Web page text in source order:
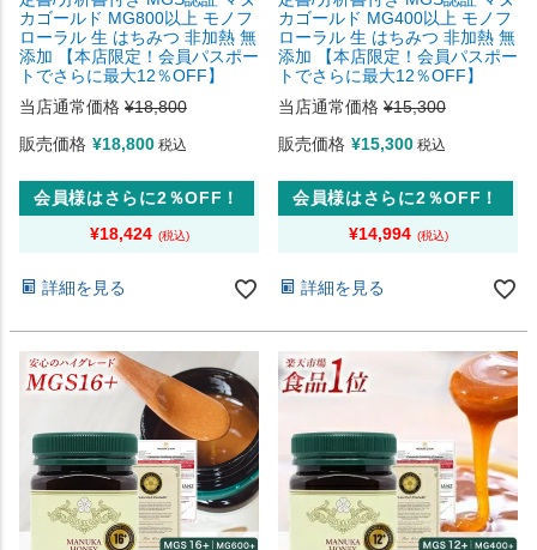
カゴールド MG800以上 モノフ
ローラル 生 はちみつ 非加熱 無
添加 【本店限定！会員パスポー
トでさらに最大12％OFF】
当店通常価格 ¥18,800
販売価格 ¥18,800 税込
会員様はさらに2％OFF！
¥18,424
詳細を見る
カゴールド MG400以上 モノフ
ローラル 生 はちみつ 非加熱 無
添加 【本店限定！会員パスポー
トでさらに最大12％OFF】
当店通常価格 ¥15,300
販売価格 ¥15,300 税込
会員様はさらに2％OFF！
¥14,994
詳細を見る